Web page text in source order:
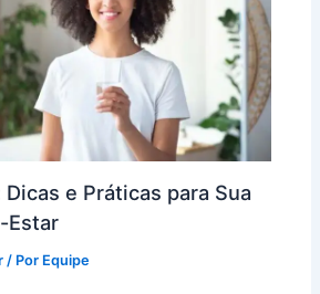
e Práticas para Sua
Estar
/ Por Equipe